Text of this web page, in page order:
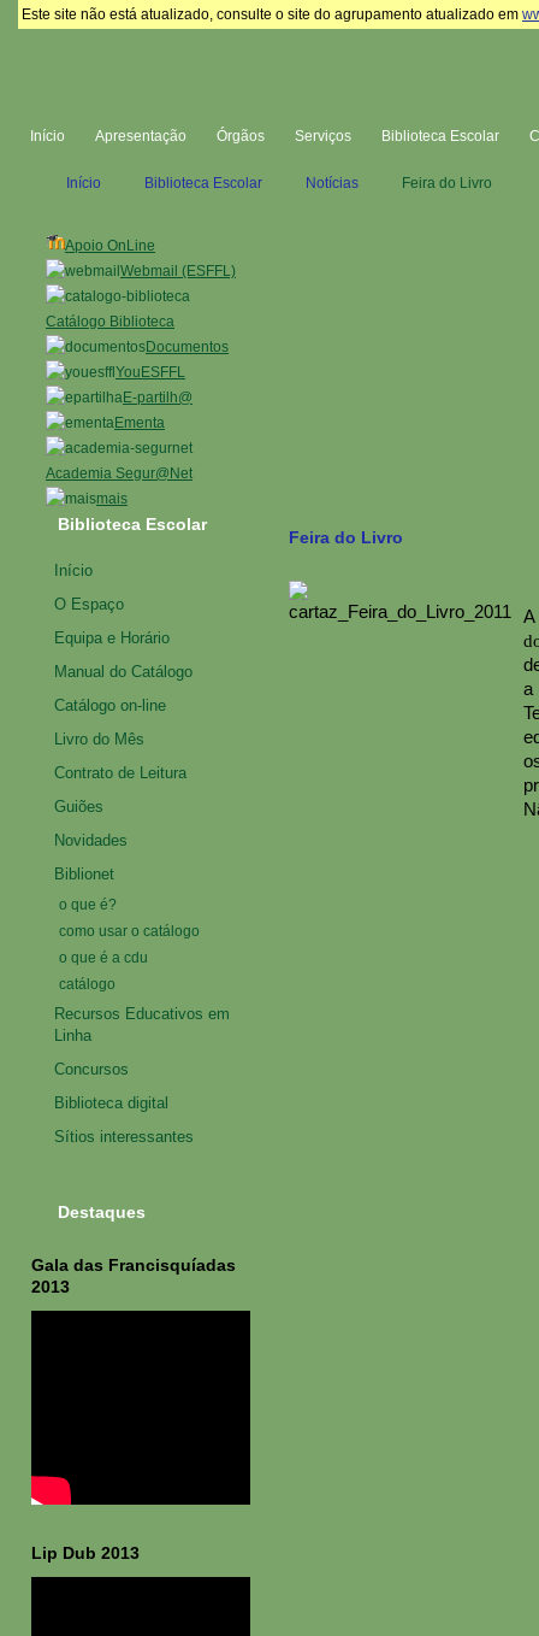
Este site não está atualizado, consulte o site do agrupamento atualizado em
Início Apresentação Órgãos Serviços Biblioteca Escolar
Apoio OnLine
Webmail (ESFFL)
Catálogo Biblioteca
Documentos
YouESFFL
E-partilh@
Ementa
Academia Segur@Net
mais
Início Biblioteca Escolar Notícias Feira do Livro
Feira do Livro
a
Biblioteca Escolar
Início
O Espaço
Equipa e Horário
Manual do Catálogo
Catálogo on-line
Livro do Mês
Contrato de Leitura
Guiões
Novidades
Biblionet
o que é?
como usar o catálogo
o que é a cdu
catálogo
Recursos Educativos em
Linha
Concursos
Biblioteca digital
Sítios interessantes
Destaques
Gala das Francisquíadas
2013
Lip Dub 2013